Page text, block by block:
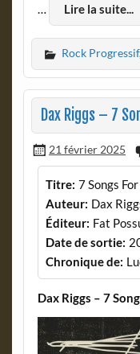
… Lire la suite...
Rock Progressif
Dax Riggs – 7
21 février 2025
Titre: 7 Songs
Auteur: Dax
Éditeur: Fat
Date de sortie:
Chronique de:
Dax Riggs – 7